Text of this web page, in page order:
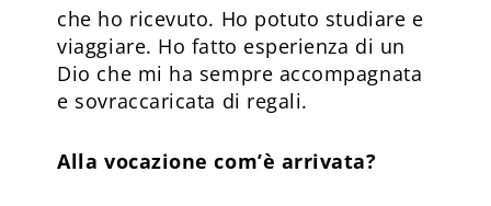
che ho ricevuto. Ho potuto studiare e
viaggiare. Ho fatto esperienza di un
Dio che mi ha sempre accompagnata
e sovraccaricata di regali.
Alla vocazione com’è arrivata?